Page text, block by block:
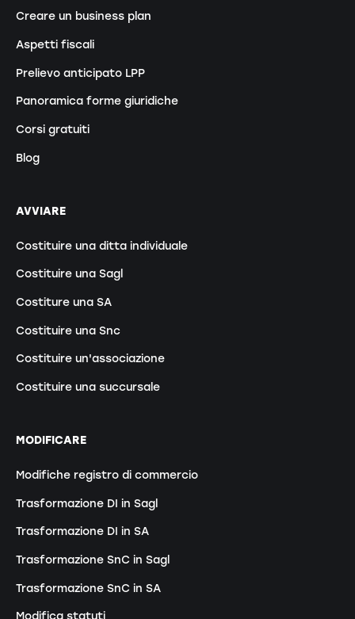
Creare un business plan
Aspetti fiscali
Prelievo anticipato LPP
Panoramica forme giuridiche
Corsi gratuiti
Blog
AVVIARE
Costituire una ditta individuale
Costituire una Sagl
Costiture una SA
Costituire una Snc
Costituire un'associazione
Costituire una succursale
MODIFICARE
Modifiche registro di commercio
Trasformazione DI in Sagl
Trasformazione DI in SA
Trasformazione SnC in Sagl
Trasformazione SnC in SA
Modifica statuti